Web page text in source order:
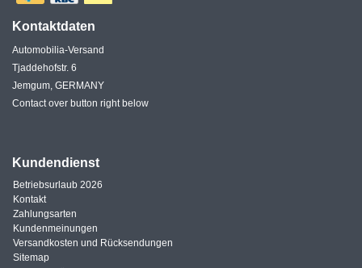
Kontaktdaten
Automobilia-Versand
Tjaddehofstr. 6
Jemgum, GERMANY
Contact over button right below
Kundendienst
Betriebsurlaub 2026
Kontakt
Zahlungsarten
Kundenmeinungen
Versandkosten und Rücksendungen
Sitemap